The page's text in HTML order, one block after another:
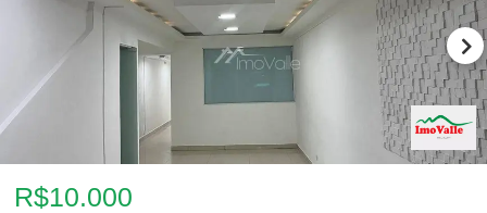
R$10.000